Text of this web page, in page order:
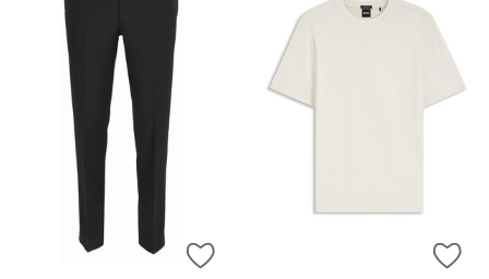
ZUR WUNSCHLISTE HINZUFÜGEN